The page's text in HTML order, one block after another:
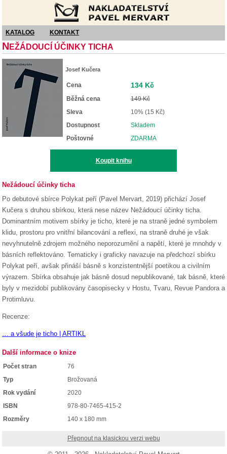
KATALOG KONTAKT
NEŽÁDOUCÍ ÚČINKY TICHA
Josef Kučera
Cena 134 Kč
Běžná cena
149 Kč
Sleva
10% (15 Kč)
Dostupnost
Skladem
Poštovné
ZDARMA
Koupit knihu
Nežádoucí účinky ticha
Po debutové sbírce Polykat peří (Pavel Mervart, 2019) přichází Josef
Kučera s druhou sbírkou, která nese název Nežádoucí účinky ticha.
Dominantním motivem sbírky je ticho, které je na straně jedné symbolem
klidu, prostoru pro vnitřní bilancování a reflexi, na straně druhé je však
nevyhnutelně zdrojem možného neporozumění a napětí, které je mnohdy v
básních reflektováno. Tematicky i graficky navazuje na předchozí sbírku
Polykat peří, avšak přináší básně s konzistentnější poetikou a civilním
výrazem. Sbírka obsahuje jak básně dosud nepublikované, tak básně, které
byly v mezidobí publikovány časopisecky v Hostu, Tvaru, Revue Pandora a
Protimluvu.
Recenze:
… a všude je ticho | ARTIKL
Další informace o knize
Počet stran
76
Typ
Brožovaná
Rok vydání
2020
ISBN
978-80-7465-415-2
Rozměry
140 x 180 mm
Přepnout na klasickou verzi webu